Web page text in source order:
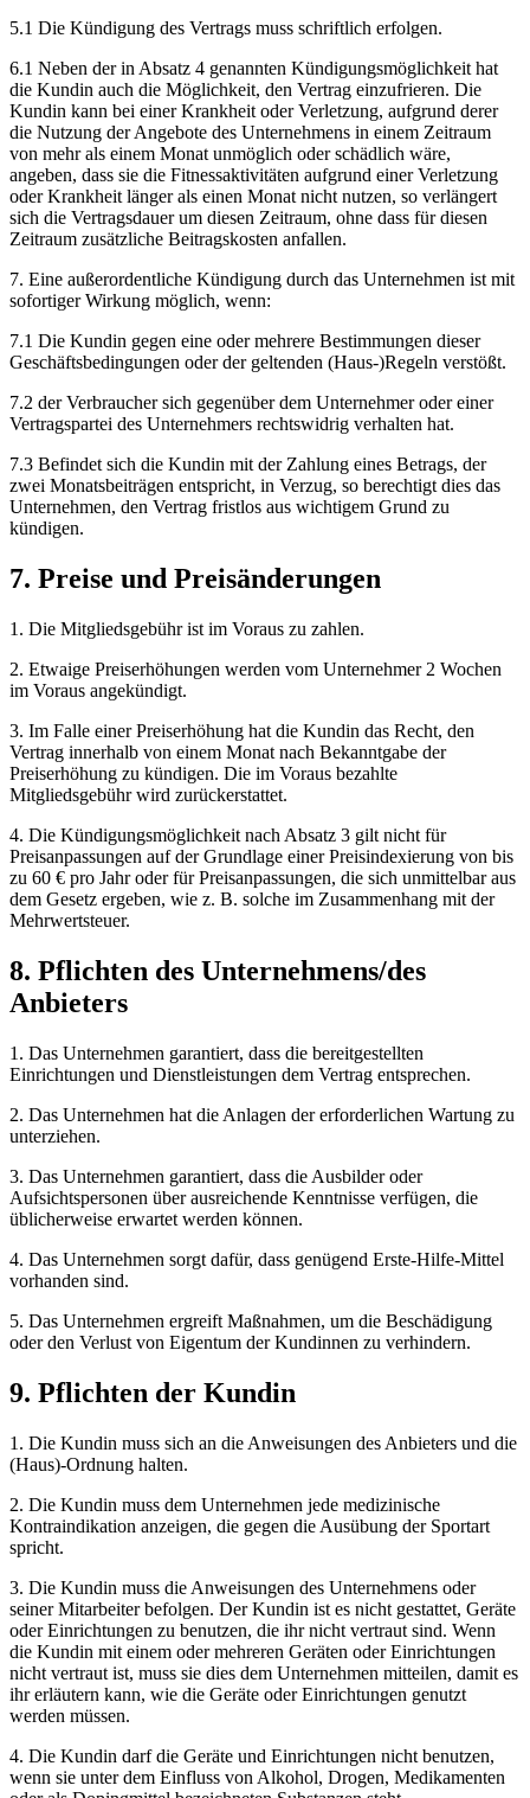
5.1 Die Kündigung des Vertrags muss schriftlich erfolgen.
6.1 Neben der in Absatz 4 genannten Kündigungsmöglichkeit hat
die Kundin auch die Möglichkeit, den Vertrag einzufrieren. Die
Kundin kann bei einer Krankheit oder Verletzung, aufgrund derer
die Nutzung der Angebote des Unternehmens in einem Zeitraum
von mehr als einem Monat unmöglich oder schädlich wäre,
angeben, dass sie die Fitnessaktivitäten aufgrund einer Verletzung
oder Krankheit länger als einen Monat nicht nutzen, so verlängert
sich die Vertragsdauer um diesen Zeitraum, ohne dass für diesen
Zeitraum zusätzliche Beitragskosten anfallen.
7. Eine außerordentliche Kündigung durch das Unternehmen ist mit
sofortiger Wirkung möglich, wenn:
7.1 Die Kundin gegen eine oder mehrere Bestimmungen dieser
Geschäftsbedingungen oder der geltenden (Haus-)Regeln verstößt.
7.2 der Verbraucher sich gegenüber dem Unternehmer oder einer
Vertragspartei des Unternehmers rechtswidrig verhalten hat.
7.3 Befindet sich die Kundin mit der Zahlung eines Betrags, der
zwei Monatsbeiträgen entspricht, in Verzug, so berechtigt dies das
Unternehmen, den Vertrag fristlos aus wichtigem Grund zu
kündigen.
7. Preise und Preisänderungen
1. Die Mitgliedsgebühr ist im Voraus zu zahlen.
2. Etwaige Preiserhöhungen werden vom Unternehmer 2 Wochen
im Voraus angekündigt.
3. Im Falle einer Preiserhöhung hat die Kundin das Recht, den
Vertrag innerhalb von einem Monat nach Bekanntgabe der
Preiserhöhung zu kündigen. Die im Voraus bezahlte
Mitgliedsgebühr wird zurückerstattet.
4. Die Kündigungsmöglichkeit nach Absatz 3 gilt nicht für
Preisanpassungen auf der Grundlage einer Preisindexierung von bis
zu 60 € pro Jahr oder für Preisanpassungen, die sich unmittelbar aus
dem Gesetz ergeben, wie z. B. solche im Zusammenhang mit der
Mehrwertsteuer.
8. Pflichten des Unternehmens/des
Anbieters
1. Das Unternehmen garantiert, dass die bereitgestellten
Einrichtungen und Dienstleistungen dem Vertrag entsprechen.
2. Das Unternehmen hat die Anlagen der erforderlichen Wartung zu
unterziehen.
3. Das Unternehmen garantiert, dass die Ausbilder oder
Aufsichtspersonen über ausreichende Kenntnisse verfügen, die
üblicherweise erwartet werden können.
4. Das Unternehmen sorgt dafür, dass genügend Erste-Hilfe-Mittel
vorhanden sind.
5. Das Unternehmen ergreift Maßnahmen, um die Beschädigung
oder den Verlust von Eigentum der Kundinnen zu verhindern.
9. Pflichten der Kundin
1. Die Kundin muss sich an die Anweisungen des Anbieters und die
(Haus)-Ordnung halten.
2. Die Kundin muss dem Unternehmen jede medizinische
Kontraindikation anzeigen, die gegen die Ausübung der Sportart
spricht.
3. Die Kundin muss die Anweisungen des Unternehmens oder
seiner Mitarbeiter befolgen. Der Kundin ist es nicht gestattet, Geräte
oder Einrichtungen zu benutzen, die ihr nicht vertraut sind. Wenn
die Kundin mit einem oder mehreren Geräten oder Einrichtungen
nicht vertraut ist, muss sie dies dem Unternehmen mitteilen, damit es
ihr erläutern kann, wie die Geräte oder Einrichtungen genutzt
werden müssen.
4. Die Kundin darf die Geräte und Einrichtungen nicht benutzen,
wenn sie unter dem Einfluss von Alkohol, Drogen, Medikamenten